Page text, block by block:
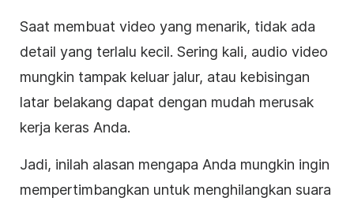
Saat membuat video yang menarik, tidak ada
detail yang terlalu kecil. Sering kali, audio video
mungkin tampak keluar jalur, atau kebisingan
latar belakang dapat dengan mudah merusak
kerja keras Anda.
Jadi, inilah alasan mengapa Anda mungkin ingin
mempertimbangkan untuk menghilangkan suara